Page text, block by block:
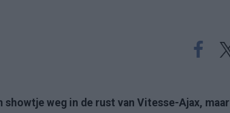
weg in de rust van Vitesse-Ajax, maar